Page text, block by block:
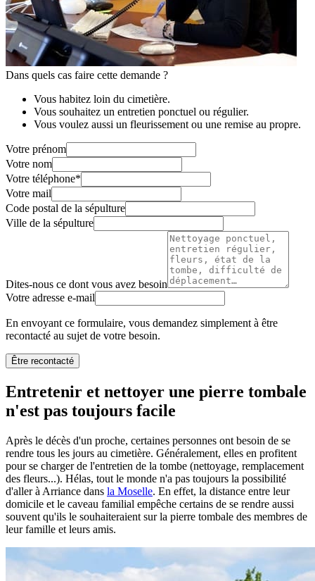
Dans quels cas faire cette demande ?
Vous habitez loin du cimetière.
Vous souhaitez un entretien ponctuel ou régulier.
Vous voulez aussi un fleurissement ou une remise au propre.
Votre prénom
Votre nom
Votre téléphone*
Votre mail
Code postal de la sépulture
Ville de la sépulture
Dites-nous ce dont vous avez besoin
Votre adresse e-mail
En envoyant ce formulaire, vous demandez simplement à être
recontacté au sujet de votre besoin.
Être recontacté
Entretenir et nettoyer une pierre tombale
n'est pas toujours facile
Après le décès d'un proche, certaines personnes ont besoin de se
rendre tous les jours au cimetière. Généralement, elles en profitent
pour se charger de l'entretien de la tombe (nettoyage, remplacement
des fleurs...). Hélas, tout le monde n'a pas toujours la possibilité
d'aller à Arriance dans la Moselle. En effet, la distance entre leur
domicile et le caveau familial empêche certains de se rendre aussi
souvent qu'ils le souhaiteraient sur la pierre tombale des membres de
leur famille et leurs amis.